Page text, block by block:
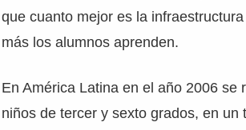
que cuanto mejor es la
más los alumnos aprenden.
En América Latina en el año 2006
niños de tercer y sexto grados, en